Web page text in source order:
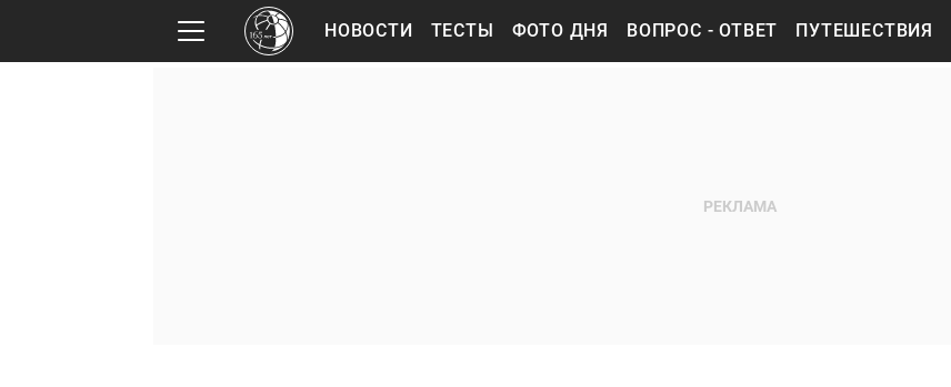
НОВОСТИ ТЕСТЫ ФОТО ДНЯ ВОПРОС - ОТВЕТ ПУТЕШЕСТВИЯ